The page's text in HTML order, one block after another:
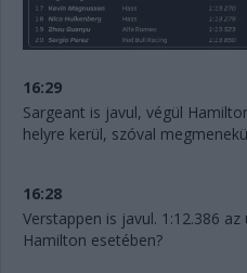
16:29
Sargeant is javul, végül
helyre kerül, szóval
16:28
Verstappen is javul. 1:12.386
Hamilton esetében?